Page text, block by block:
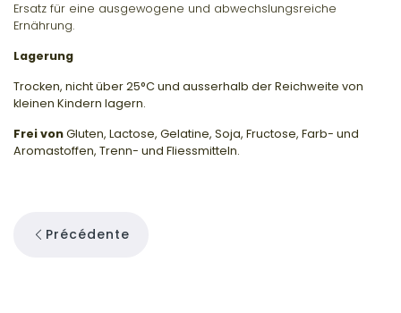
Ersatz für eine ausgewogene und abwechslungsreiche
Ernährung.
Lagerung
Trocken, nicht über 25°C und ausserhalb der Reichweite von
kleinen Kindern lagern.
Frei vonGluten, Lactose, Gelatine, Soja, Fructose, Farb- und
Aromastoffen, Trenn- und Fliessmitteln.
Précédente